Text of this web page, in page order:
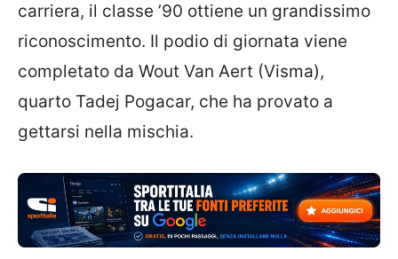
carriera, il classe ’90 ottiene un grandissimo
riconoscimento. Il podio di giornata viene
completato da Wout Van Aert (Visma),
quarto Tadej Pogacar, che ha provato a
gettarsi nella mischia.